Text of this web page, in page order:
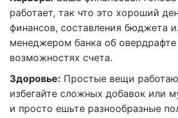
работает, так что это хороший
финансов, составления бюджета
менеджером банка об
возможностях счета.
Здоровье: Простые вещи
избегайте сложных добавок или
и просто ешьте разнообразные